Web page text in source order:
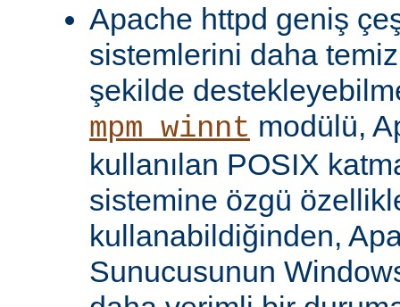
Apache httpd geniş
sistemlerini daha
şekilde
mpm_winnt modülü,
kullanılan POSIX
sistemine özgü
kullanabildiğinden,
Sunucusunun